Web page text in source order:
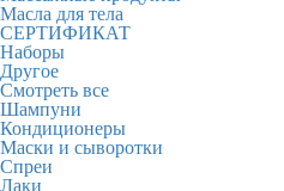
Масла для тела
СЕРТИФИКАТ
Наборы
Другое
Смотреть все
Шампуни
Кондиционеры
Маски и сыворотки
Спреи
Лаки